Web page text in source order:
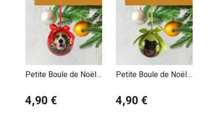
Petite Boule de Noël
4,90 €
Petite Boule de Noël
Beauce
4,90 €